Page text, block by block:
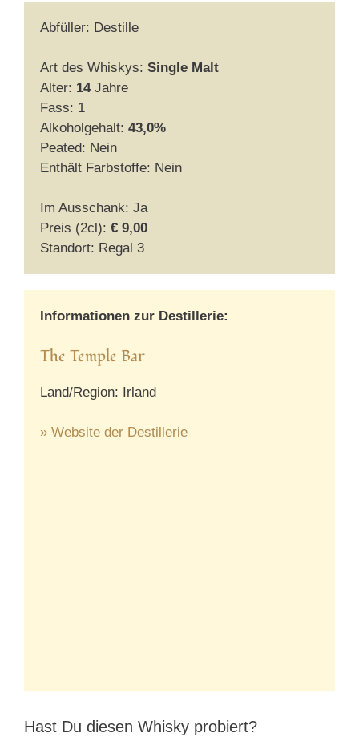
Abfüller: Destille
Art des Whiskys: Single Malt
Alter: 14Jahre
Fass: 1
Alkoholgehalt: 43,0%
Peated: Nein
Enthält Farbstoffe: Nein
Im Ausschank: Ja
Preis (2cl): € 9,00
Standort: Regal 3
Informationen zur Destillerie:
The Temple Bar
Land/Region: Irland
» Website der Destillerie
Hast Du diesen Whisky probiert?